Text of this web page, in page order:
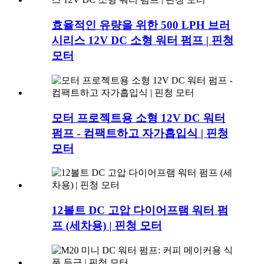
효율적인 유량을 위한 500 LPH 브러
시리스 12V DC 소형 워터 펌프 | 핀청
모터
모터 프로젝트용 소형 12V DC 워터
펌프 - 컴팩트하고 자가흡입식 | 핀청
모터
12볼트 DC 고압 다이어프램 워터 펌
프 (세차용) | 핀청 모터